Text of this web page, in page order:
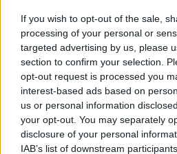
If you wish to opt-out of the sale,
processing of your personal or
targeted advertising by us, please
section to confirm your selection.
opt-out request is processed you
interest-based ads based on
us or personal information
your opt-out. You may separately
disclosure of your personal
IAB’s list of downstream